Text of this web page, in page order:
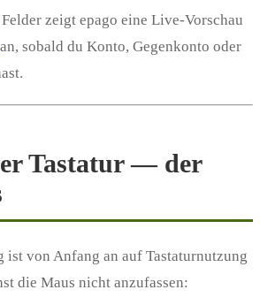
zeigt epago eine Live-Vorschau
an, sobald du Konto, Gegenkonto oder
Tastatur — der
ist von Anfang an auf Tastaturnutzung
die Maus nicht anzufassen: